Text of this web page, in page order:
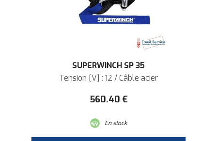
SUPERWINCH SP 35
Tension [V] : 12 / Câble acier
560.40 €
En stock